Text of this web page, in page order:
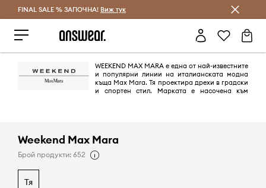
Спестявай с Answear Club
FINAL SALE % ЗАПОЧНА! Виж тук
WEEKEND MAX MARA е една от най-известните
и популярни линии на италианската модна
къща Max Mara. Тя проектира дрехи в градски
и спортен стил. Марката е насочена към
Weekend Max Mara
Брой продукти: 652
тя